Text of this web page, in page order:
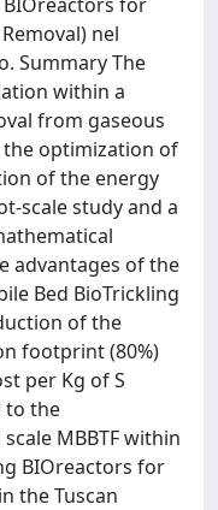
nel
Summary The
within a
from gaseous
optimization of
of the energy
scale study and a
advantages of the
Bed BioTrickling
of the
footprint (80%)
per Kg of S
to the
MBBTF within
BIOreactors for
the Tuscan